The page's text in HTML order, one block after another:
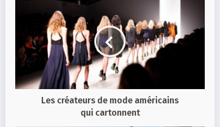
Les créateurs de mode américains
qui cartonnent